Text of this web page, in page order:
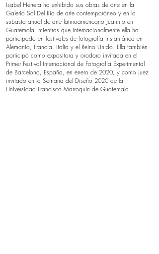
Isabel Herrera ha exhibido sus obras de arte en la
Galería Sol Del Río de arte contemporáneo y en la
subasta anual de arte latinoamericano Juannio en
Guatemala, mientras que internacionalmente ella ha
participado en festivales de fotografía instantánea en
Alemania, Francia, Italia y el Reino Unido. Ella también
participó como expositora y oradora invitada en el
Primer Festival Internacional de Fotografía Experimental
de Barcelona, España, en enero de 2020, y como juez
invitado en la Semana del Diseño 2020 de la
Universidad Francisco Marroquín de Guatemala.